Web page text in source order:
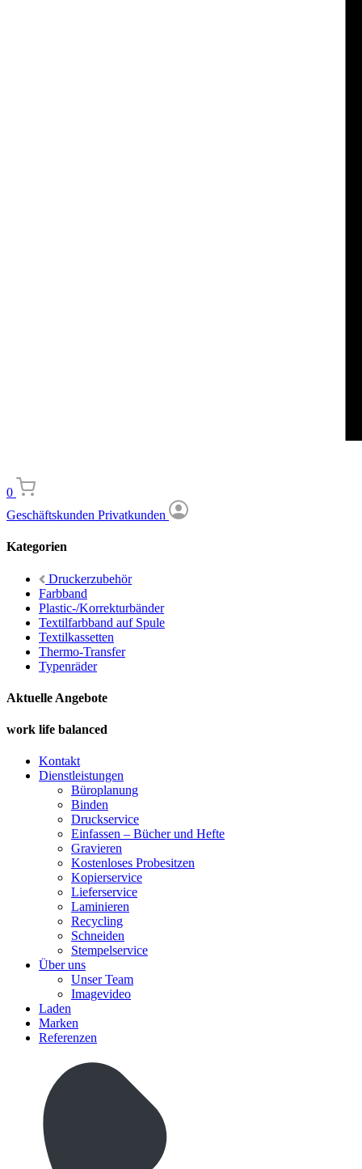
0
Geschäftskunden Privatkunden
Kategorien
Druckerzubehör
Farbband
Plastic-/Korrekturbänder
Textilfarbband auf Spule
Textilkassetten
Thermo-Transfer
Typenräder
Aktuelle Angebote
work life balanced
Kontakt
Dienstleistungen
Büroplanung
Binden
Druckservice
Einfassen – Bücher und Hefte
Gravieren
Kostenloses Probesitzen
Kopierservice
Lieferservice
Laminieren
Recycling
Schneiden
Stempelservice
Über uns
Unser Team
Imagevideo
Laden
Marken
Referenzen